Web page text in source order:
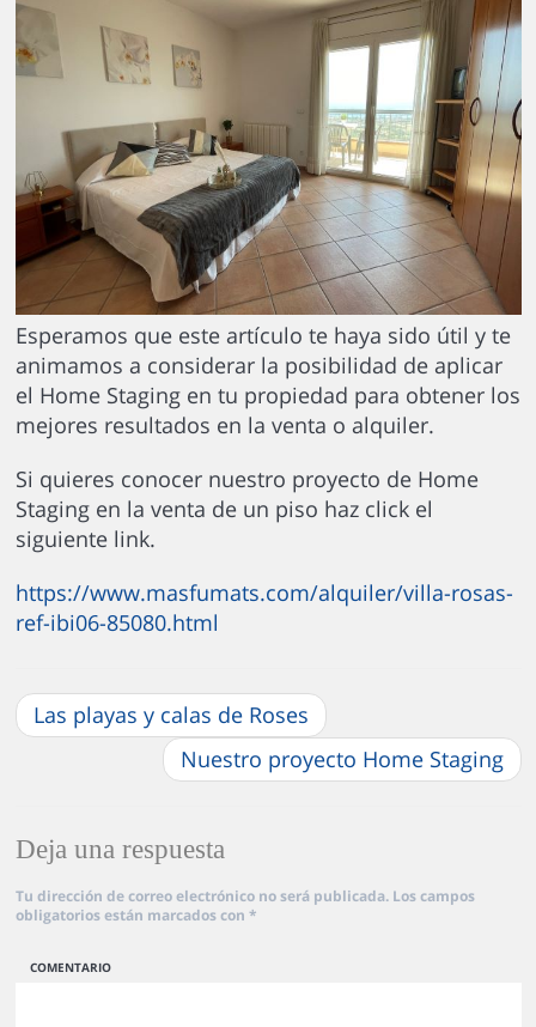
Esperamos que este artículo te haya sido útil y te
animamos a considerar la posibilidad de aplicar
el Home Staging en tu propiedad para obtener los
mejores resultados en la venta o alquiler.
Si quieres conocer nuestro proyecto de Home
Staging en la venta de un piso haz click el
siguiente link.
https://www.masfumats.com/alquiler/villa-rosas-
ref-ibi06-85080.html
Las playas y calas de Roses
Nuestro proyecto Home Staging
Deja una respuesta
Tu dirección de correo electrónico no será publicada.Los campos
obligatorios están marcados con *
COMENTARIO